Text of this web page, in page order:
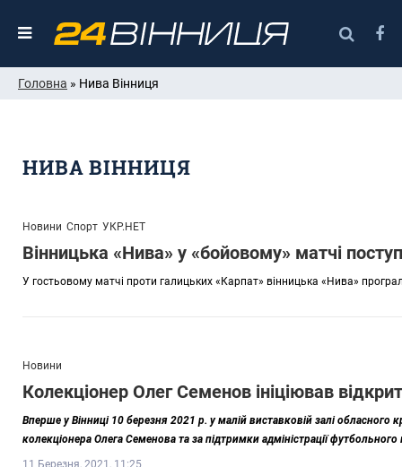
Головна » Нива Вінниця
НИВА ВІННИЦЯ
Новини Спорт УКР.НЕТ
Вінницька «Нива» у «бойовому» матчі
У гостьовому матчі проти галицьких «Карпат» вінницька «Нива»
Новини
Колекціонер Олег Семенов ініціював
Вперше у Вінниці 10 березня 2021 р. у малій виставковій залі обласного
колекціонера Олега Семенова та за підтримки адміністрації
11 Березня, 2021, 11:25